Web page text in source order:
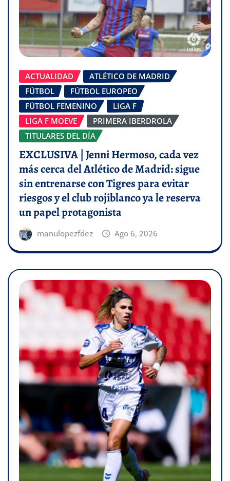
ACTUALIDAD
ATLÉTICO DE MADRID
FÚTBOL
FÚTBOL EUROPEO
FÚTBOL FEMENINO
LIGA F
LIGA F MOEVE
PRIMERA IBERDROLA
TITULARES DEL DÍA
EXCLUSIVA | Jenni Hermoso, cada vez
más cerca del Atlético de Madrid: sigue
sin entrenarse con Tigres para evitar
riesgos y el club rojiblanco ya le reserva
un papel protagonista
manulopezfdez Ago 6, 2026